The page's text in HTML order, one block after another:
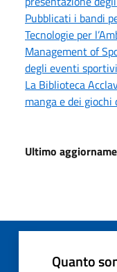
Pubblicati i bandi
Tecnologie per
Management of
degli eventi
La Biblioteca
manga e dei giochi
Ultimo
Quanto